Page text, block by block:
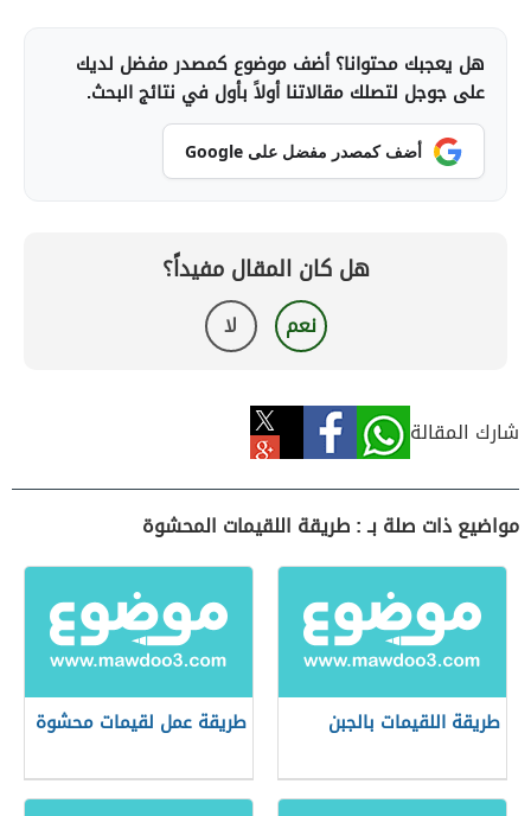
هل يعجبك محتوانا؟ أضف موضوع كمصدر مفضل لديك
على جوجل لتصلك مقالاتنا أولاً بأول في نتائج البحث.
أضف كمصدر مفضل على Google
هل كان المقال مفيداً؟
نعم لا
شارك المقالة
مواضيع ذات صلة بـ : طريقة اللقيمات المحشوة
طريقة اللقيمات بالجبن طريقة عمل لقيمات محشوة